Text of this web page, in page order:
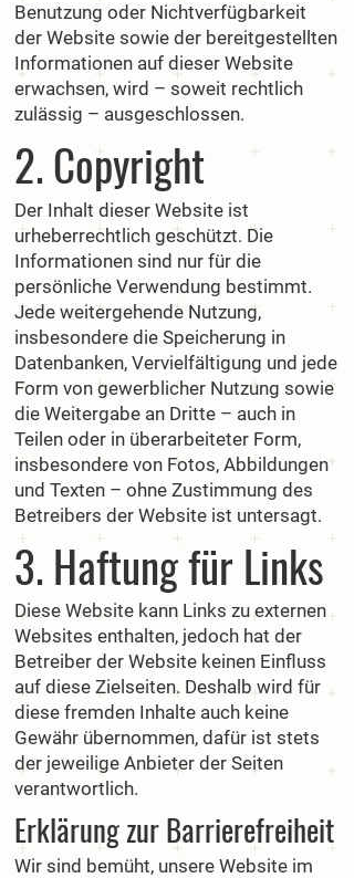
Benutzung oder Nichtverfügbarkeit
der Website sowie der bereitgestellten
Informationen auf dieser Website
erwachsen, wird – soweit rechtlich
zulässig – ausgeschlossen.
2. Copyright
Der Inhalt dieser Website ist
urheberrechtlich geschützt. Die
Informationen sind nur für die
persönliche Verwendung bestimmt.
Jede weitergehende Nutzung,
insbesondere die Speicherung in
Datenbanken, Vervielfältigung und jede
Form von gewerblicher Nutzung sowie
die Weitergabe an Dritte – auch in
Teilen oder in überarbeiteter Form,
insbesondere von Fotos, Abbildungen
und Texten – ohne Zustimmung des
Betreibers der Website ist untersagt.
3. Haftung für Links
Diese Website kann Links zu externen
Websites enthalten, jedoch hat der
Betreiber der Website keinen Einfluss
auf diese Zielseiten. Deshalb wird für
diese fremden Inhalte auch keine
Gewähr übernommen, dafür ist stets
der jeweilige Anbieter der Seiten
verantwortlich.
Erklärung zur Barrierefreiheit
Wir sind bemüht, unsere Website im